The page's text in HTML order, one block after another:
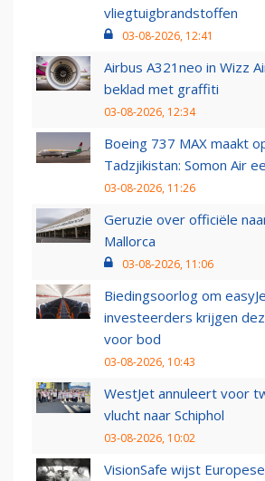
vliegtuigbrandstoffen
03-08-2026, 12:41
Airbus A321neo in Wizz
beklad met graffiti
03-08-2026, 12:34
Boeing 737 MAX maakt
Tadzjikistan: Somon Air
03-08-2026, 11:26
Geruzie over officiële
Mallorca
03-08-2026, 11:06
Biedingsoorlog om
investeerders krijgen
voor bod
03-08-2026, 10:43
WestJet annuleert voor
vlucht naar Schiphol
03-08-2026, 10:02
VisionSafe wijst